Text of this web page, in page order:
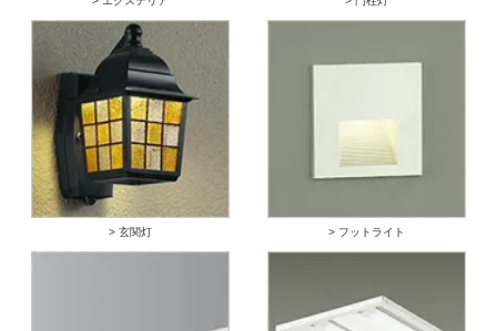
> 玄関灯 > フットライト